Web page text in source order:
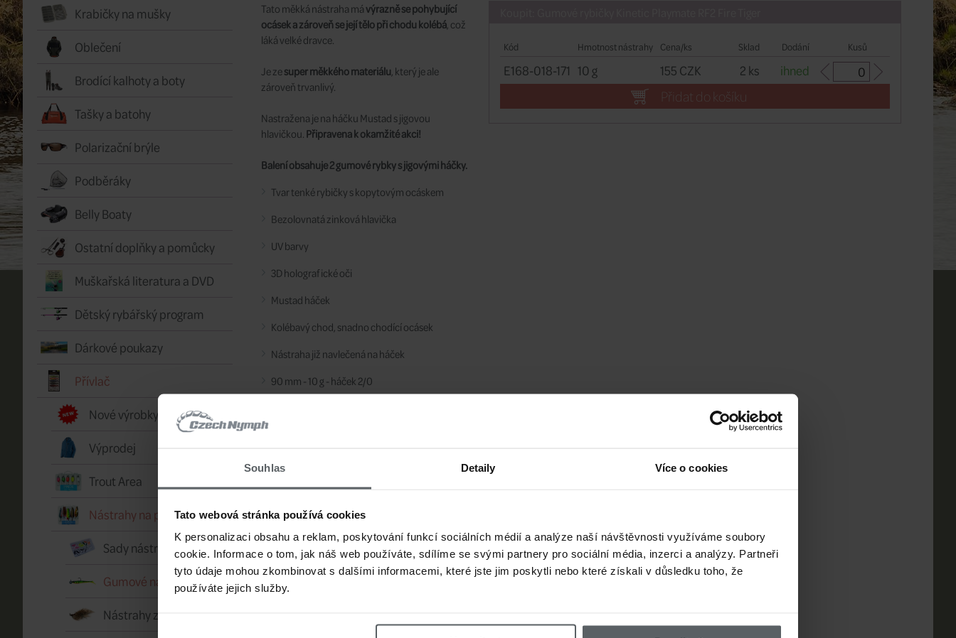
Souhlas Detaily Více o cookies
Tato webová stránka používá cookies
K personalizaci obsahu a reklam, poskytování funkcí sociálních médií a analýze naší návštěvnosti využíváme soubory
cookie. Informace o tom, jak náš web používáte, sdílíme se svými partnery pro sociální média, inzerci a analýzy. Partneři
tyto údaje mohou zkombinovat s dalšími informacemi, které jste jim poskytli nebo které získali v důsledku toho, že
používáte jejich služby.
Krabičky na mušky
Oblečení
Brodící kalhoty a boty
Tašky a batohy
Polarizační brýle
Podběráky
Belly Boaty
Ostatní doplňky a pomůcky
Muškařská literatura a DVD
Dětský rybářský program
Dárkové poukazy
Přívlač
Nové výrobky
Výprodej
Trout Area
Nástrahy na přívlač
Sady nástrah
Gumové nástrahy
Nástrahy z peří a srsti
Kód Hmotnost nástrahy Cena/ks Sklad Dodání Kusů
E168-018-171 10 g 155 CZK 2 ks ihned
Tato měkká nástraha mávýrazně se pohybující
ocásek a zároveň se její tělo při chodu kolébá, což
láká velké dravce.
Je zesuper měkkého materiálu, který je ale
zároveň trvanlivý.
Nastražena je na háčku Mustad s jigovou
hlavičkou.Připravena k okamžité akci!
Balení obsahuje 2 gumové rybky s jigovými háčky.
Tvar tenké rybičky s kopytovým ocáskem
Bezolovnatá zinková hlavička
UV barvy
3D holografické oči
Mustad háček
Kolébavý chod, snadno chodící ocásek
Nástraha již navlečená na háček
90 mm - 10 g - háček 2/0